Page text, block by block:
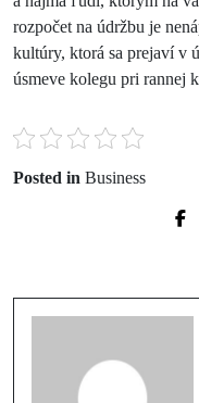
rozpočet na údržbu je
kultúry, ktorá sa prejaví v
úsmeve kolegu pri rannej
Posted in Business